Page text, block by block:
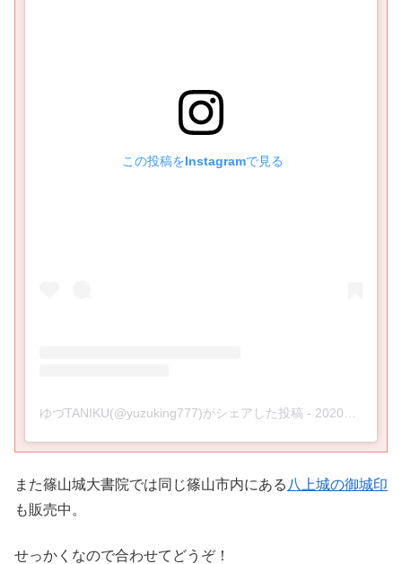
この投稿をInstagramで見る
ゆづTANIKU(@yuzuking777)がシェアした投稿 - 2020年 3月月26日午前2時50分PDT
また篠山城大書院では同じ篠山市内にある 八上城の御城印
も販売中。
せっかくなので合わせてどうぞ！